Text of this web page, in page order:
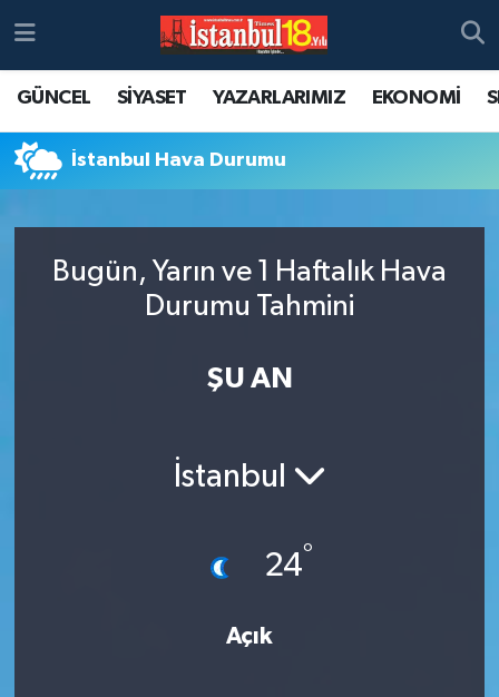
GÜNCEL SİYASET YAZARLARIMIZ EKONOMİ
İstanbul Hava Durumu
Bugün, Yarın ve 1 Haftalık Hava
Durumu Tahmini
ŞU AN
İstanbul
24°
Açık